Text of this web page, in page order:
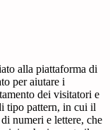
alla piattaforma di
per aiutare i
dei visitatori e
tipo pattern, in cui il
numeri e lettere, che